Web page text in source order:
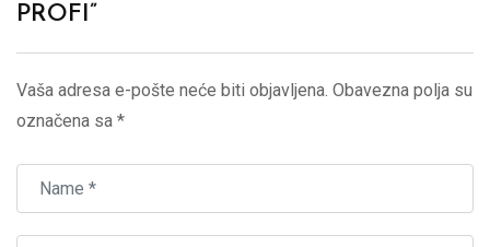
PROFI”
Vaša adresa e-pošte neće biti objavljena. Obavezna polja su
označena sa *